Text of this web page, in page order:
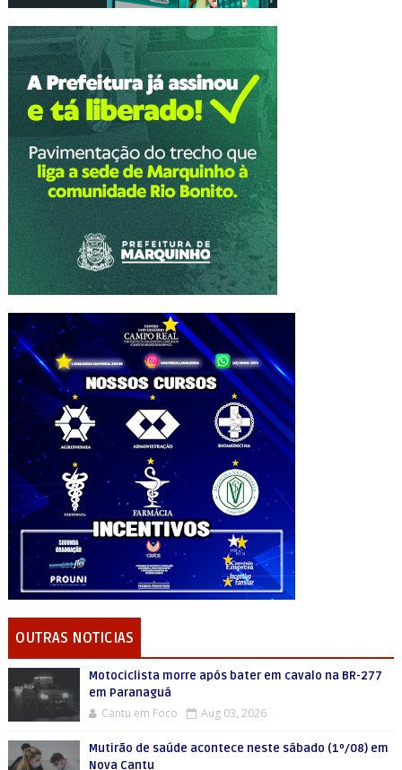
OUTRAS NOTICIAS
Motociclista morre após bater em cavalo na BR-277
em Paranaguá
Cantu em Foco Aug 03, 2026
Mutirão de saúde acontece neste sábado (1º/08) em
Nova Cantu